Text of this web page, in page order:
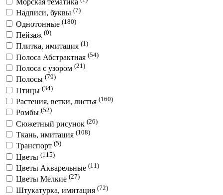
Морская тематика
Надписи, буквы (7)
Однотонные (180)
Пейзаж (0)
Плитка, имитация (1)
Полоса Абстрактная (54)
Полоса с узором (21)
Полосы (79)
Птицы (34)
Растения, ветки, листья (160)
Ромбы (52)
Сюжетный рисунок (26)
Ткань, имитация (108)
Транспорт (5)
Цветы (115)
Цветы Акварельные (11)
Цветы Мелкие (27)
Штукатурка, имитация (72)